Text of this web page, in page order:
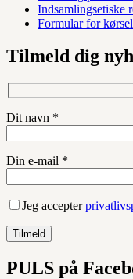
Indsamlingsetiske
Formular for
Tilmeld dig
Dit navn *
Din e-mail *
Jeg accepter
PULS på